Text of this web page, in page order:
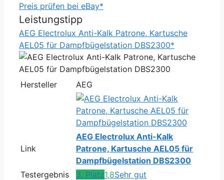
Preis prüfen bei eBay*
Leistungstipp
AEG Electrolux Anti-Kalk Patrone, Kartusche
AEL05 für Dampfbügelstation DBS2300*
Hersteller AEG
Link
AEG Electrolux Anti-Kalk
Patrone, Kartusche AEL05 für
Dampfbügelstation DBS2300
Testergebnis
3. Platz1,8Sehr gut